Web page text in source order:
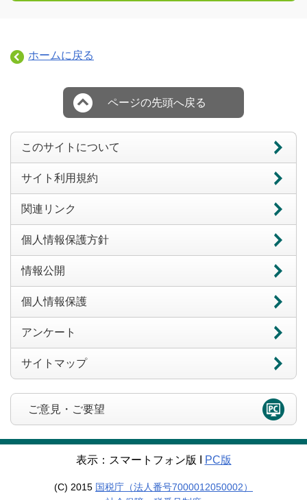
ホームに戻る
ページの先頭へ戻る
このサイトについて
サイト利用規約
関連リンク
個人情報保護方針
情報公開
個人情報保護
アンケート
サイトマップ
ご意見・ご要望
表示：スマートフォン版 Ι PC版
(C) 2015 国税庁（法人番号7000012050002）